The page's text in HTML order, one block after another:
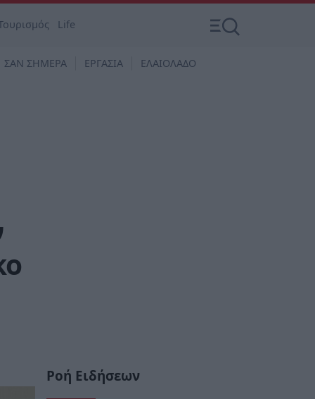
Life
ΣΑΝ ΣΗΜΕΡΑ ΕΡΓΑΣΙΑ ΕΛΑΙΟΛΑΔΟ
Ροή Ειδήσεων